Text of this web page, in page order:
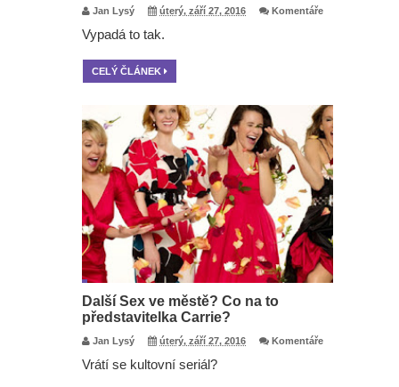
Jan Lysý úterý, září 27, 2016 Komentáře
Vypadá to tak.
CELÝ ČLÁNEK
Další Sex ve městě? Co na to
představitelka Carrie?
Jan Lysý úterý, září 27, 2016 Komentáře
Vrátí se kultovní seriál?